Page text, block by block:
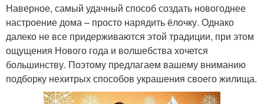
Наверное, самый удачный способ создать новогоднее
настроение дома – просто нарядить ёлочку. Однако
далеко не все придерживаются этой традиции, при этом
ощущения Нового года и волшебства хочется
большинству. Поэтому предлагаем вашему вниманию
подборку нехитрых способов украшения своего жилища.